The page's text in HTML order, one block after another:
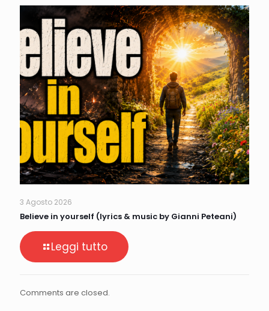
3 Agosto 2026
Believe in yourself (lyrics & music by Gianni Peteani)
Leggi tutto
Comments are closed.